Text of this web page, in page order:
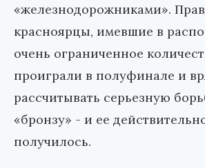
«железнодорожниками».
красноярцы, имевшие в
очень ограниченное
проиграли в полуфинале и
рассчитывать серьезную
«бронзу» - и ее
получилось.